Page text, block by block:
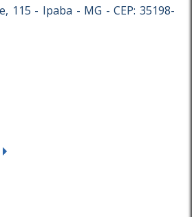
115 - Ipaba - MG - CEP: 35198-
na Forania de